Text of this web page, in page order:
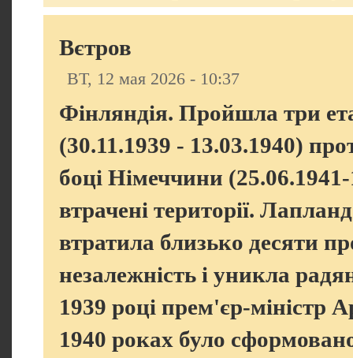
Вєтров
ВТ, 12 мая 2026 - 10:37
Фінляндія. Пройшла три
(30.11.1939 - 13.03.1940)
боці Німеччини
втрачені території.
втратила близько десяти
незалежність і уникла
1939 році прем'єр-міністр
1940 роках було